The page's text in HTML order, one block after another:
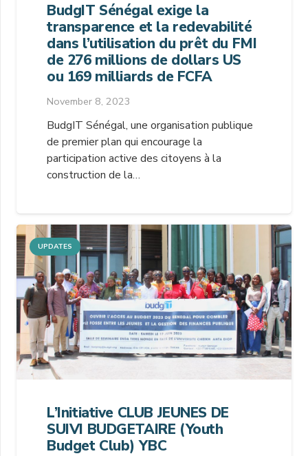
BudgIT Sénégal exige la
transparence et la redevabilité
dans l’utilisation du prêt du FMI
de 276 millions de dollars US
ou 169 milliards de FCFA
November 8, 2023
BudgIT Sénégal, une organisation publique
de premier plan qui encourage la
participation active des citoyens à la
construction de la…
UPDATES
L’Initiative CLUB JEUNES DE
SUIVI BUDGETAIRE (Youth
Budget Club) YBC